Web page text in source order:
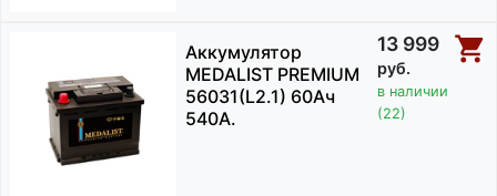
Аккумулятор
MEDALIST PREMIUM
56031(L2.1) 60Aч
540А.
13 999
руб.
в наличии
(22)